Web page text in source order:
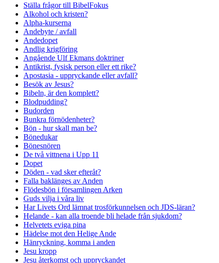
Ställa frågor till BibelFokus
Alkohol och kristen?
Alpha-kurserna
Andebyte / avfall
Andedopet
Andlig krigföring
Angående Ulf Ekmans doktriner
Antikrist, fysisk person eller ett rike?
Apostasia - uppryckande eller avfall?
Besök av Jesus?
Bibeln, är den komplett?
Blodpudding?
Budorden
Bunkra förnödenheter?
Bön - hur skall man be?
Bönedukar
Bönesnören
De två vittnena i Upp 11
Dopet
Döden - vad sker efteråt?
Falla baklänges av Anden
Flödesbön i församlingen Arken
Guds vilja i våra liv
Har Livets Ord lämnat trosförkunnelsen och JDS-läran?
Helande - kan alla troende bli helade från sjukdom?
Helvetets eviga pina
Hädelse mot den Helige Ande
Hänryckning, komma i anden
Jesu kropp
Jesu återkomst och uppryckandet